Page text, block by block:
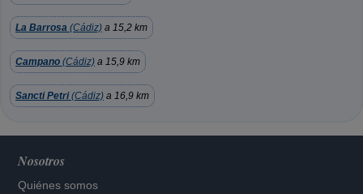
La Barrosa (Cádiz) a 15,2 km
Campano (Cádiz) a 15,9 km
Sancti Petri(Cádiz) a 16,9 km
Nosotros
Quiénes somos